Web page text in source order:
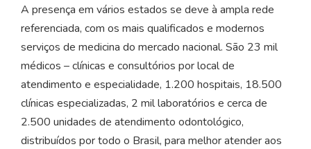
A presença em vários estados se deve à ampla rede
referenciada, com os mais qualificados e modernos
serviços de medicina do mercado nacional. São 23 mil
médicos – clínicas e consultórios por local de
atendimento e especialidade, 1.200 hospitais, 18.500
clínicas especializadas, 2 mil laboratórios e cerca de
2.500 unidades de atendimento odontológico,
distribuídos por todo o Brasil, para melhor atender aos